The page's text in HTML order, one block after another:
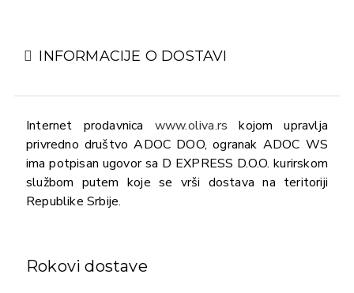
INFORMACIJE O DOSTAVI
Internet prodavnica www.oliva.rs kojom upravlja
privredno društvo ADOC DOO, ogranak ADOC WS
ima potpisan ugovor sa D EXPRESS D.O.O. kurirskom
službom putem koje se vrši dostava na teritoriji
Republike Srbije.
Rokovi dostave